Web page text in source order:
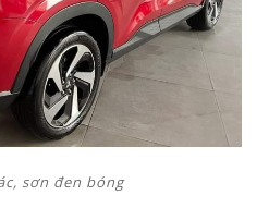
sơn đen bóng